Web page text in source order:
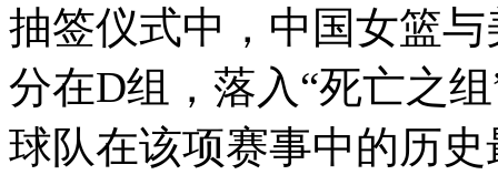
抽签仪式中，中国女篮
分在D组，落入“死亡之
球队在该项赛事中的历